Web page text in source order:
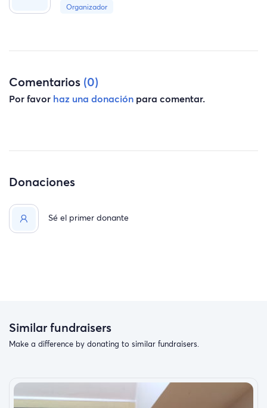
Organizador
Comentarios (0)
Por favor haz una donación para comentar.
Donaciones
Sé el primer donante
Similar fundraisers
Make a difference by donating to similar fundraisers.